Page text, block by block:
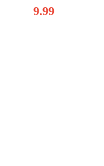
9.99